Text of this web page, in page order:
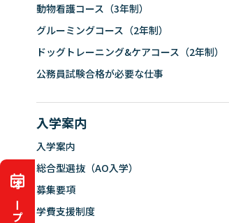
動物看護コース（3年制）
グルーミングコース（2年制）
ドッグトレーニング&ケアコース（2年制）
公務員試験合格が必要な仕事
入学案内
入学案内
総合型選抜（AO入学）
募集要項
学費支援制度